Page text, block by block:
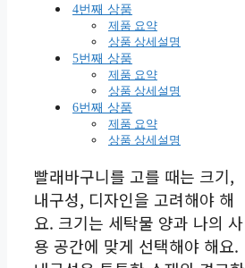
4번째 상품
제품 요약
상품 상세설명
5번째 상품
제품 요약
상품 상세설명
6번째 상품
제품 요약
상품 상세설명
빨래바구니를 고를 때는 크기,
내구성, 디자인을 고려해야 해
요. 크기는 세탁물 양과 나의 사
용 공간에 맞게 선택해야 해요.